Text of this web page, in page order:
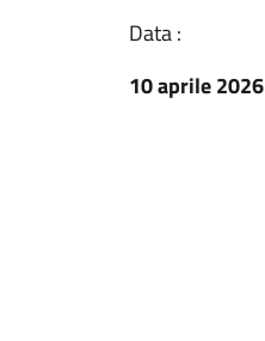
Data :
10 aprile 2026